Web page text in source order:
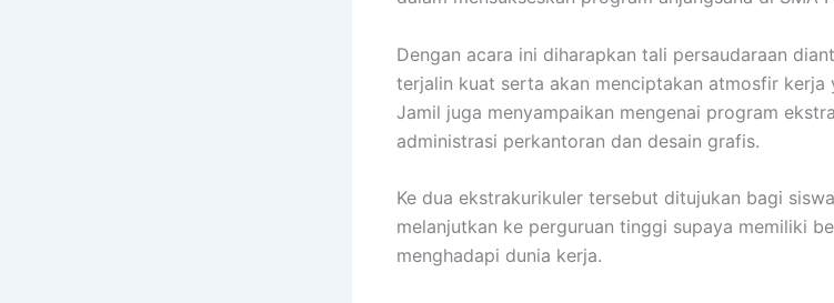
Dengan acara ini diharapkan tali persaudaraan
terjalin kuat serta akan menciptakan atmosfir kerja
Jamil juga menyampaikan mengenai program
administrasi perkantoran dan desain grafis.
Ke dua ekstrakurikuler tersebut ditujukan bagi
melanjutkan ke perguruan tinggi supaya memiliki
menghadapi dunia kerja.